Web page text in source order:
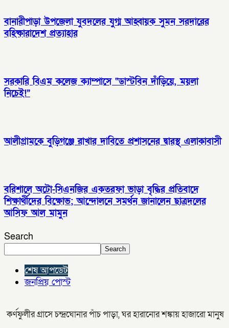
বানারীপাড়া উপজেলা যুবদলের যুগ্ম আহ্বায়ক সুমন সরদারের
বহিষ্কারাদেশ প্রত্যাহার
সরকারি বিএম কলেজ ক্যাম্পাসে “ডাস্টবিন দাঁড়িয়ে, ময়লা
নিচেই!”
আলীগ্রামকে বুড়িগঞ্জে রাখার দাবিতে প্রশাসনের দ্বারস্থ এলাকাবাসী
বরিশালে অটো-সিএনজির একতরফা ভাড়া বৃদ্ধির প্রতিবাদে
শিক্ষার্থীদের বিক্ষোভ; আন্দোলনে সমর্থন জানালেন ছাত্রদলের
আসিফ আল মামুন
Search
Search
শেষ আপডেট
জনপ্রিয় পোস্ট
কর্ণফুলীর গ্রাসে চন্দ্রঘোনার পাঁচ পাড়া, ঘর হারানোর শঙ্কায় হাজারো মানুষ